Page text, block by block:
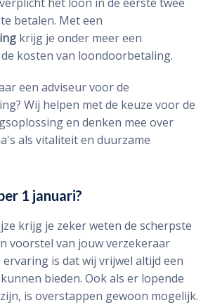
betalen. Met een
krijg je onder meer een
kosten van loondoorbetaling.
een adviseur voor de
Wij helpen met de keuze voor de
en denken mee over
als vitaliteit en duurzame
1 januari?
krijg je zeker weten de scherpste
voorstel van jouw verzekeraar
is dat wij vrijwel altijd een
bieden. Ook als er lopende
is overstappen gewoon mogelijk.